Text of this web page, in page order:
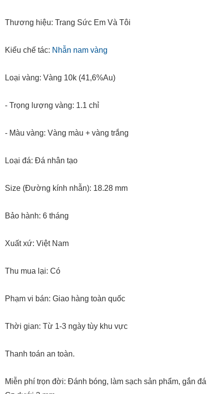
Thương hiệu: Trang Sức Em Và Tôi
Kiểu chế tác: Nhẫn nam vàng
Loại vàng: Vàng 10k (41,6%Au)
- Trọng lượng vàng: 1.1 chỉ
- Màu vàng: Vàng màu + vàng trắng
Loại đá: Đá nhân tạo
Size (Đường kính nhẫn): 18.28 mm
Bảo hành: 6 tháng
Xuất xứ: Việt Nam
Thu mua lại: Có
Phạm vi bán: Giao hàng toàn quốc
Thời gian: Từ 1-3 ngày tùy khu vực
Thanh toán an toàn.
Miễn phí trọn đời: Đánh bóng, làm sạch sản phẩm, gắn đá